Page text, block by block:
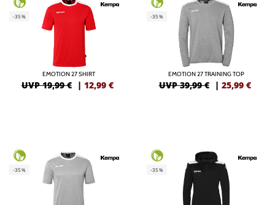
-35%
EMOTION 27 SHIRT
UVP 19,99 € | 12,99 €
-35%
EMOTION 27 TRAINING TOP
UVP 39,99 € | 25,99 €
-35% -35%